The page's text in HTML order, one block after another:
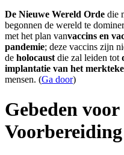
De Nieuwe Wereld Orde die
begonnen de wereld te
met het plan vanvaccins en
pandemie; deze vaccins zijn
de holocaust die zal leiden tot
implantatie van het
mensen. (Ga door)
Gebeden